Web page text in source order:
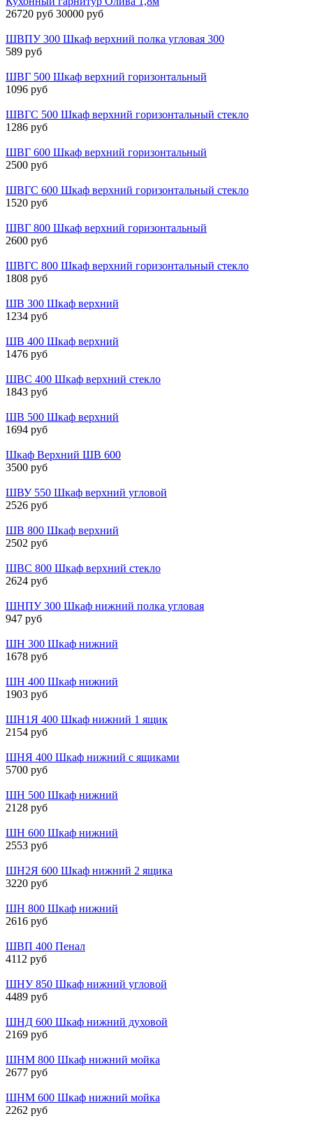
26720 руб 30000 руб
ШВПУ 300 Шкаф верхний полка угловая 300
589 руб
ШВГ 500 Шкаф верхний горизонтальный
1096 руб
ШВГС 500 Шкаф верхний горизонтальный стекло
1286 руб
ШВГ 600 Шкаф верхний горизонтальный
2500 руб
ШВГС 600 Шкаф верхний горизонтальный стекло
1520 руб
ШВГ 800 Шкаф верхний горизонтальный
2600 руб
ШВГС 800 Шкаф верхний горизонтальный стекло
1808 руб
ШВ 300 Шкаф верхний
1234 руб
ШВ 400 Шкаф верхний
1476 руб
ШВС 400 Шкаф верхний стекло
1843 руб
ШВ 500 Шкаф верхний
1694 руб
Шкаф Верхний ШВ 600
3500 руб
ШВУ 550 Шкаф верхний угловой
2526 руб
ШВ 800 Шкаф верхний
2502 руб
ШВС 800 Шкаф верхний стекло
2624 руб
ШНПУ 300 Шкаф нижний полка угловая
947 руб
ШН 300 Шкаф нижний
1678 руб
ШН 400 Шкаф нижний
1903 руб
ШН1Я 400 Шкаф нижний 1 ящик
2154 руб
ШНЯ 400 Шкаф нижний с ящиками
5700 руб
ШН 500 Шкаф нижний
2128 руб
ШН 600 Шкаф нижний
2553 руб
ШН2Я 600 Шкаф нижний 2 ящика
3220 руб
ШН 800 Шкаф нижний
2616 руб
ШВП 400 Пенал
4112 руб
ШНУ 850 Шкаф нижний угловой
4489 руб
ШНД 600 Шкаф нижний духовой
2169 руб
ШНМ 800 Шкаф нижний мойка
2677 руб
ШНМ 600 Шкаф нижний мойка
2262 руб